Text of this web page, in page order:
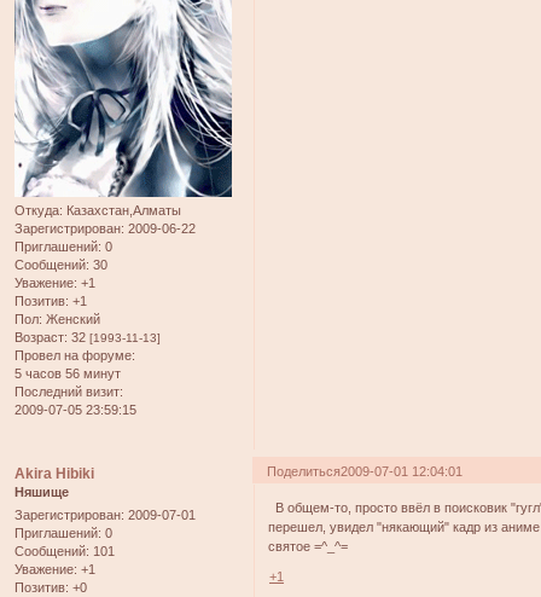
Откуда: Казахстан,Алматы
Зарегистрирован: 2009-06-22
Приглашений: 0
Сообщений: 30
Уважение: +1
Позитив: +1
Пол: Женский
Возраст: 32 [1993-11-13]
Провел на форуме:
5 часов 56 минут
Последний визит:
2009-07-05 23:59:15
Поделиться2009-07-01 12:04:01
Akira Hibiki
Няшище
Зарегистрирован: 2009-07-01
Приглашений: 0
Сообщений: 101
Уважение: +1
Позитив: +0
В общем-то, просто ввёл в поисковик
перешел, увидел "някающий" кадр из
святое =^_^=
+1